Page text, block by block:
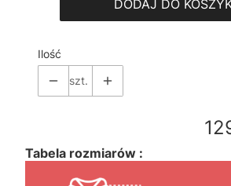
DODAJ DO
Ilość
szt.
Tabela rozmiarów :